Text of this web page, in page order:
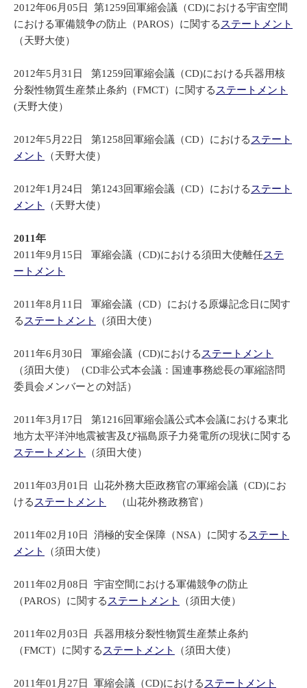
2012年06月05日 第1259回軍縮会議（CD)における宇宙空間
における軍備競争の防止（PAROS）に関する ステートメント
（天野大使）
2012年5月31日 第1259回軍縮会議（CD)における兵器用核
分裂性物質生産禁止条約（FMCT）に関する ステートメント
(天野大使）
2012年5月22日 第1258回軍縮会議（CD）における ステート
メント
（天野大使）
2012年1月24日 第1243回軍縮会議（CD）における ステート
メント
（天野大使）
2011年
2011年9月15日 軍縮会議（CD)における須田大使離任ステ
ートメント
2011年8月11日 軍縮会議（CD）における原爆記念日に関す
る ステートメント （須田大使）
2011年6月30日 軍縮会議（CD)における ステートメント
（須田大使）（CD非公式本会議：国連事務総長の軍縮諮問
委員会メンバーとの対話）
2011年3月17日 第1216回軍縮会議公式本会議における東北
地方太平洋沖地震被害及び福島原子力発電所の現状に関する
ステートメント
（須田大使）
2011年03月01日 山花外務大臣政務官の軍縮会議（CD)にお
ける ステートメント （山花外務政務官）
2011年02月10日 消極的安全保障（NSA）に関する ステート
メント
（須田大使）
2011年02月08日 宇宙空間における軍備競争の防止
（PAROS）に関する ステートメント （須田大使）
2011年02月03日 兵器用核分裂性物質生産禁止条約
（FMCT）に関する ステートメント （須田大使）
2011年01月27日 軍縮会議（CD)における ステートメント